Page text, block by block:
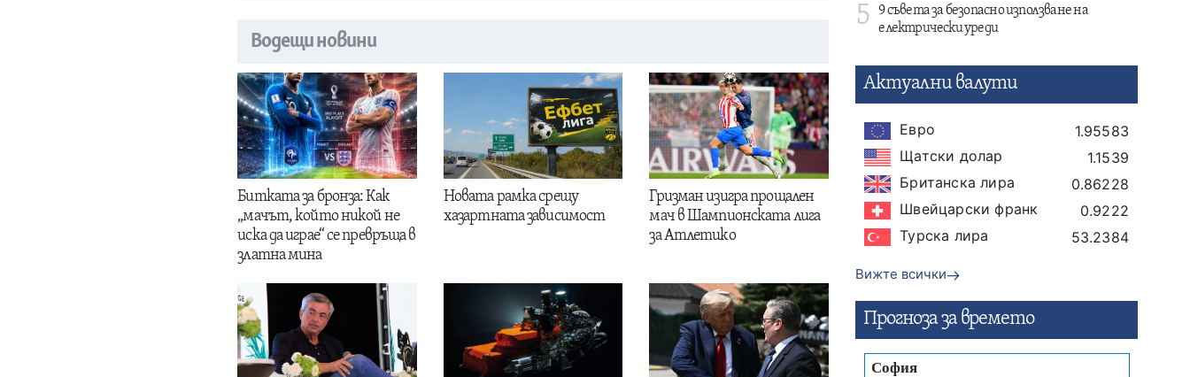
Водещи новини
Битката за бронза: Как
„мачът, който никой не
иска да играе“ се превръща в
златна мина
Новата рамка срещу
хазартната зависимост
Гризман изигра прощален
мач в Шампионската лига
за Атлетико
5
9 съвета за безопасно използване на
електрически уреди
Актуални валути
Евро
1.95583
Щатски долар
1.1539
Британска лира
0.86228
Швейцарски франк
0.9222
Турска лира
53.2384
Вижте всички
Прогнозa за времето